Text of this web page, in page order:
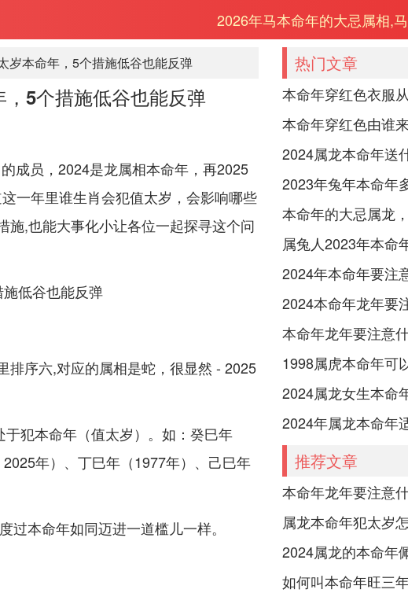
2026年马本命年的大忌属相,
岁本命年，5个措施低谷也能反弹
5个措施低谷也能反弹
成员，2024是龙属相本命年，再2025
一年里谁生肖会犯值太岁，会影响哪些
施,也能大事化小让各位一起探寻这个问
排序六,对应的属相是蛇，很显然 - 2025
犯本命年（值太岁）。如：癸巳年
年）、丁巳年（1977年）、己巳年
过本命年如同迈进一道槛儿一样。
热门文章
1998属虎本命年可
推荐文章